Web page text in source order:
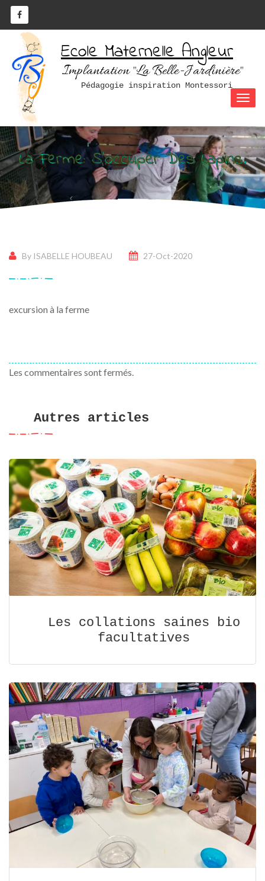
Ecole Maternelle Angleur
Implantation "La Belle-Jardinière"
Pédagogie inspiration Montessori
La Ferme: S’occuper Des Lapins.
By ISABELLE HOUBEAU 27-Oct-2020
excursion à la ferme
Les commentaires sont fermés.
Autres articles
Les collations saines bio
facultatives